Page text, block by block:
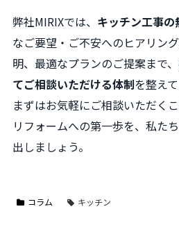
弊社MIRIXでは、 キッチン工事の
なご要望・ご不安へのヒアリン
明、最適なプランのご提案まで、
てご相談いただける体制を整えて
まずはお気軽にご相談いただく
リフォームへの第一歩を、私た
出しましょう。
コラム キッチン